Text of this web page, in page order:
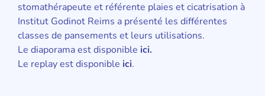
stomathérapeute et référente plaies et cicatrisation à
Institut Godinot Reims a présenté les différentes
classes de pansements et leurs utilisations.
Le diaporama est disponible ici.
Le replay est disponible ici.